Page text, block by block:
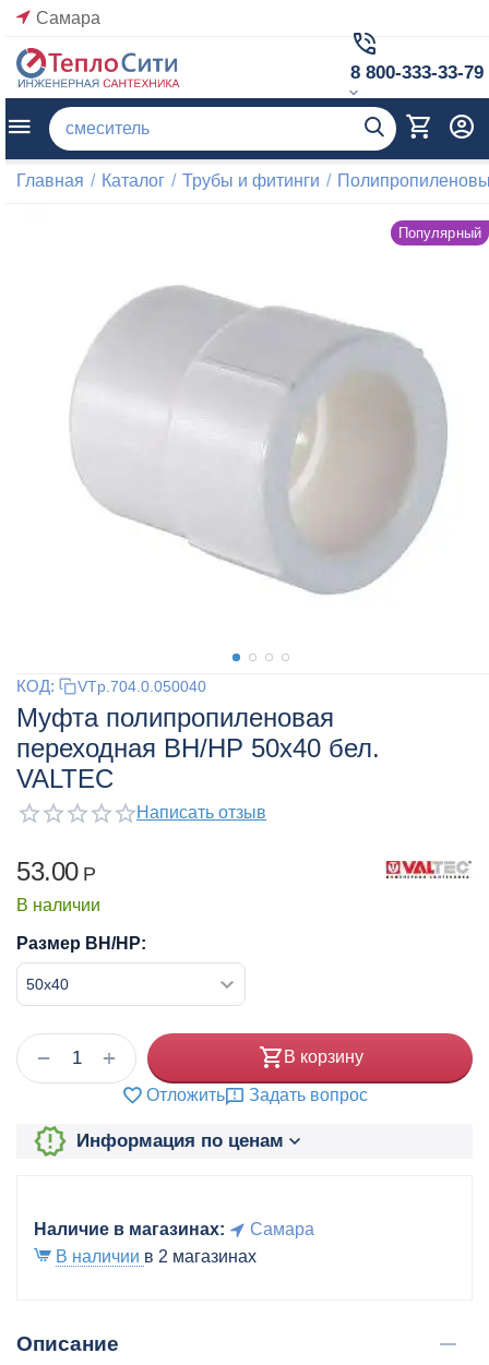
Самара
8 800-333-33-79
Главная / Каталог / Трубы и фитинги /
Популярный
КОД: VTp.704.0.050040
Муфта полипропиленовая
переходная ВН/НР 50x40 бел.
VALTEC
Написать отзыв
53.00 Р
В наличии
Размер ВН/НР:
+
− В корзину
Отложить Задать вопрос
Информация по ценам
Наличие в магазинах:
Самара
В наличии в 2 магазинах
Описание